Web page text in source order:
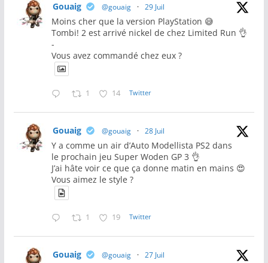
Gouaig @gouaig · 29 Juil
Moins cher que la version PlayStation 😅
Tombi! 2 est arrivé nickel de chez Limited Run 👌
-
Vous avez commandé chez eux ?
1 14 Twitter
Gouaig @gouaig · 28 Juil
Y a comme un air d’Auto Modellista PS2 dans
le prochain jeu Super Woden GP 3 👌
J’ai hâte voir ce que ça donne matin en mains 😍
Vous aimez le style ?
1 19 Twitter
Gouaig @gouaig · 27 Juil